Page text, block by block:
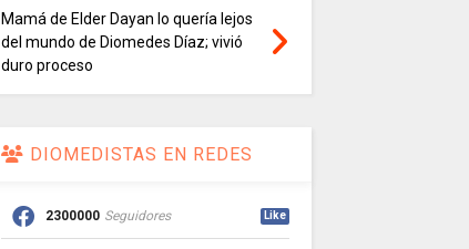
Mamá de Elder Dayan lo quería lejos
del mundo de Diomedes Díaz; vivió
duro proceso
DIOMEDISTAS EN REDES
2300000 Seguidores Like